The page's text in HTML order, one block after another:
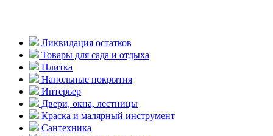
Ликвидация остатков
Товары для сада и отдыха
Плитка
Напольные покрытия
Интерьер
Двери, окна, лестницы
Краска и малярный инструмент
Сантехника